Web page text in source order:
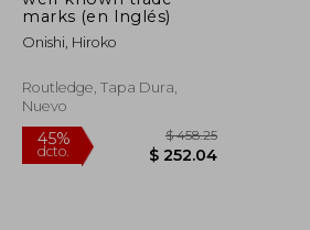
$ 124.10
$ 68.25
45%
marks (en Inglés)
Onishi, Hiroko
Routledge, Tapa Dura,
Nuevo